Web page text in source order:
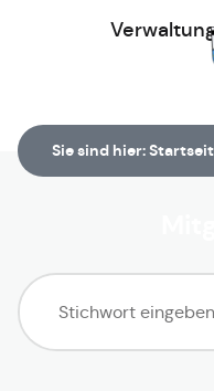
Sie sind hier: